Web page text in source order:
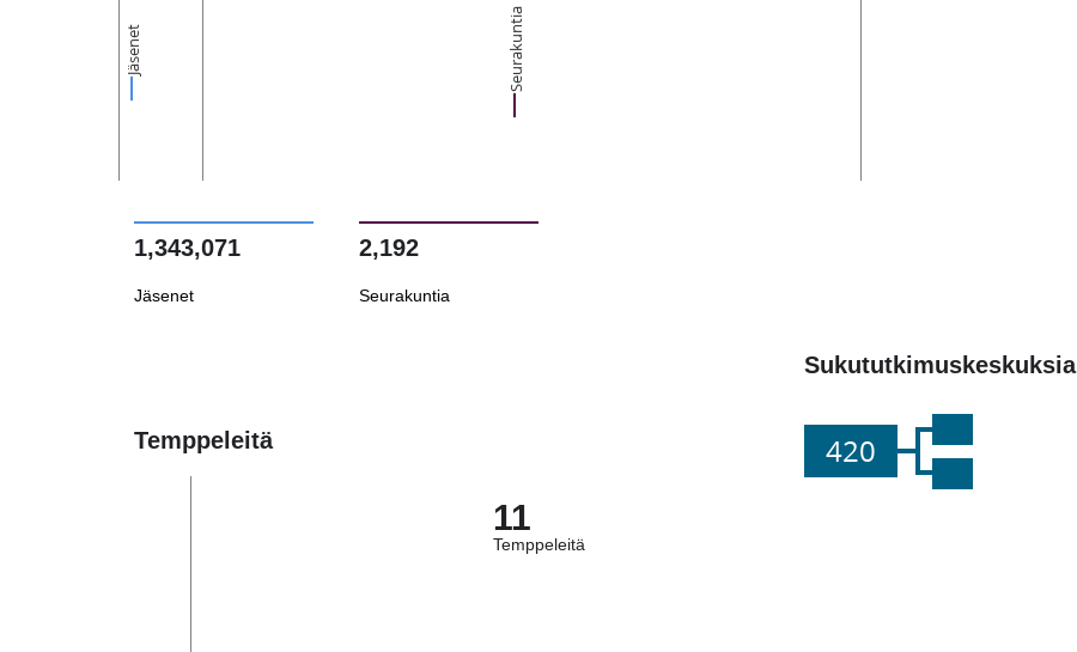
Jäsenet Seurakuntia
1,343,071
Jäsenet
2,192
Seurakuntia
Sukututkimuskeskuksia
420
Temppeleitä
11
Temppeleitä